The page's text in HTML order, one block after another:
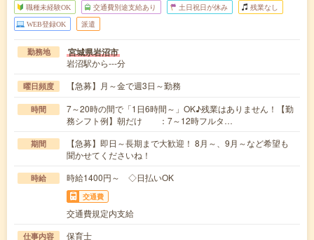
職種未経験OK 交通費別途支給あり 土日祝日が休み 残業なし
WEB登録OK 派遣
勤務地 宮城県岩沼市
岩沼駅から---分
曜日頻度 【急募】月～金で週3日～勤務
時間
7～20時の間で「1日6時間～」OK♪残業はありません！【勤
務シフト例】朝だけ ：7～12時フルタ…
期間
【急募】即日～長期まで大歓迎！ 8月～、9月～など希望も
聞かせてくださいね！
時給 時給1400円～ ◇日払いOK
交通費
交通費規定内支給
仕事内容
保育士